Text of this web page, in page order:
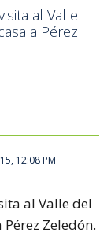
al Valle
a Pérez
12:08 PM
al Valle del
Zeledón.